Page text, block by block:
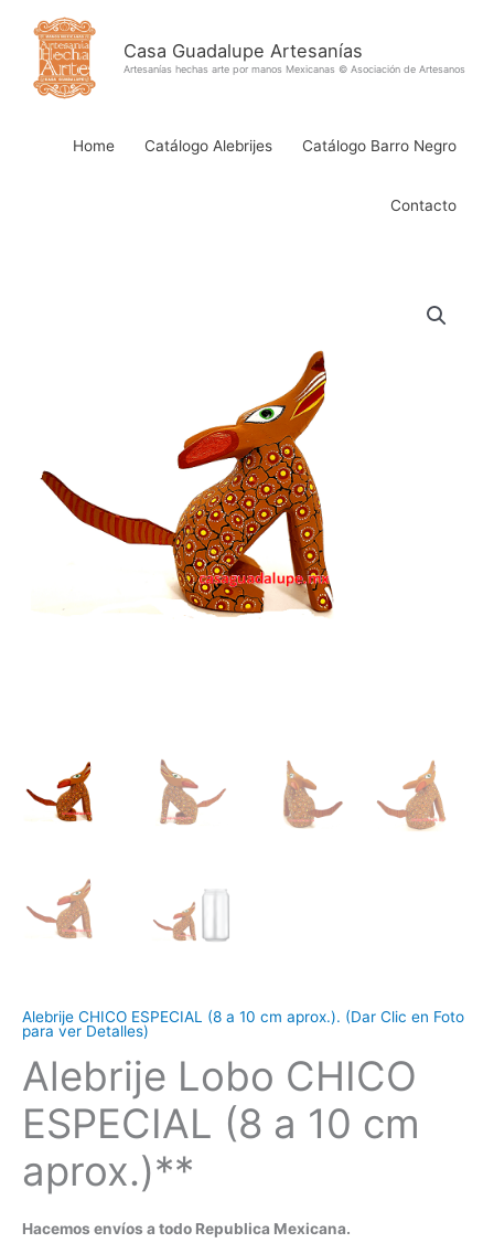
contenido
Casa Guadalupe Artesanías
Artesanías hechas arte por manos Mexicanas © Asociación de Artesanos
Home Catálogo Alebrijes Catálogo Barro Negro
Contacto
Alebrije CHICO ESPECIAL (8 a 10 cm aprox.). (Dar Clic en Foto
para ver Detalles)
Alebrije Lobo CHICO
ESPECIAL (8 a 10 cm
aprox.)**
Hacemos envíos a todo Republica Mexicana.